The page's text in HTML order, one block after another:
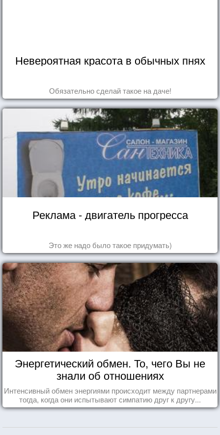
Невероятная красота в обычных пнях
Обязательно сделай такое на даче!
Реклама - двигатель прогресса
Это же надо было такое придумать)
Энергетический обмен. То, чего Вы не
знали об отношениях
Интенсивный обмен энергиями происходит между партнерами
тогда, когда они испытывают симпатию друг к другу...